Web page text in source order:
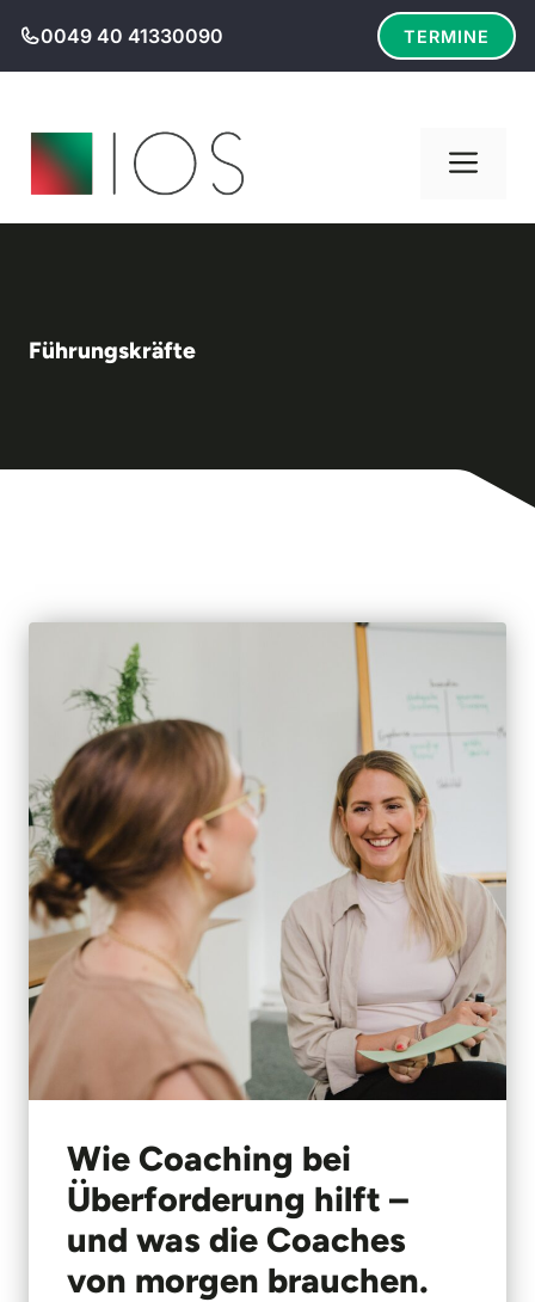
Inhalt
springen
0049 40 41330090 TERMINE
Führungskräfte
Wie Coaching bei
Überforderung hilft –
und was die Coaches
von morgen brauchen.